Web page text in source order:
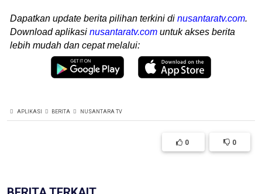
Dapatkan update berita pilihan terkini di nusantaratv.com.
Download aplikasi nusantaratv.com untuk akses berita
lebih mudah dan cepat melalui:
APLIKASI BERITA NUSANTARA TV
0 0